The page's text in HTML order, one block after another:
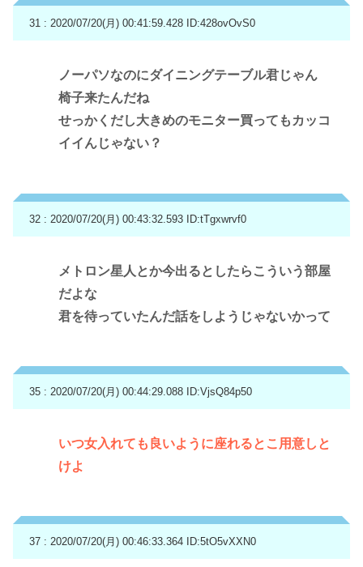
31 : 2020/07/20(月) 00:41:59.428 ID:428ovOvS0
ノーパソなのにダイニングテーブル君じゃん
椅子来たんだね
せっかくだし大きめのモニター買ってもカッコ
イイんじゃない？
32 : 2020/07/20(月) 00:43:32.593 ID:tTgxwrvf0
メトロン星人とか今出るとしたらこういう部屋
だよな
君を待っていたんだ話をしようじゃないかって
35 : 2020/07/20(月) 00:44:29.088 ID:VjsQ84p50
いつ女入れても良いように座れるとこ用意しと
けよ
37 : 2020/07/20(月) 00:46:33.364 ID:5tO5vXXN0